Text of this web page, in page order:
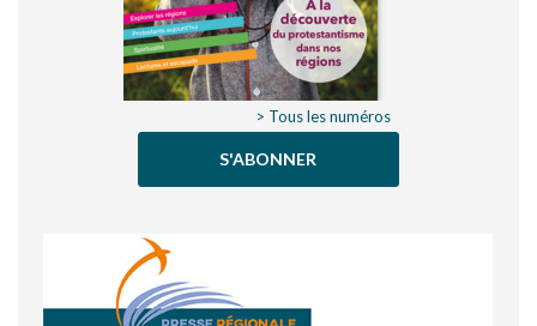
> Tous les numéros
S'ABONNER